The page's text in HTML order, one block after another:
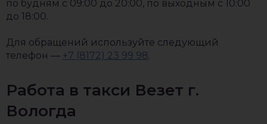
по будням с 09:00 до 20:00, по выходным с 10:00
до 18:00.
Для обращений используйте следующий
телефон — +7 (8172) 23 99 98.
Работа в такси Везет г.
Вологда